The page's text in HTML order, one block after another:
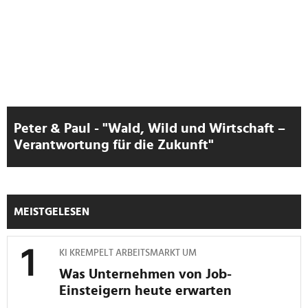
Peter & Paul - "Wald, Wild und Wirtschaft –
Verantwortung für die Zukunft"
MEISTGELESEN
KI KREMPELT ARBEITSMARKT UM
Was Unternehmen von Job-
Einsteigern heute erwarten